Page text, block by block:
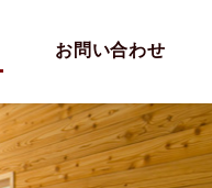
お問い合わせ